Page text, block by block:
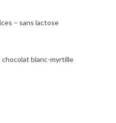
– sans lactose
chocolat blanc-myrtille